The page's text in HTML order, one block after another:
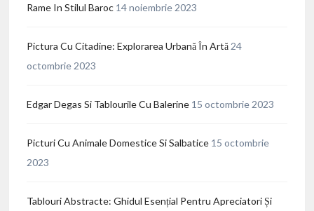
Rame In Stilul Baroc 14 noiembrie 2023
Pictura Cu Citadine: Explorarea Urbană În Artă 24
octombrie 2023
Edgar Degas Si Tablourile Cu Balerine 15 octombrie 2023
Picturi Cu Animale Domestice Si Salbatice 15 octombrie
2023
Tablouri Abstracte: Ghidul Esențial Pentru Apreciatori Și